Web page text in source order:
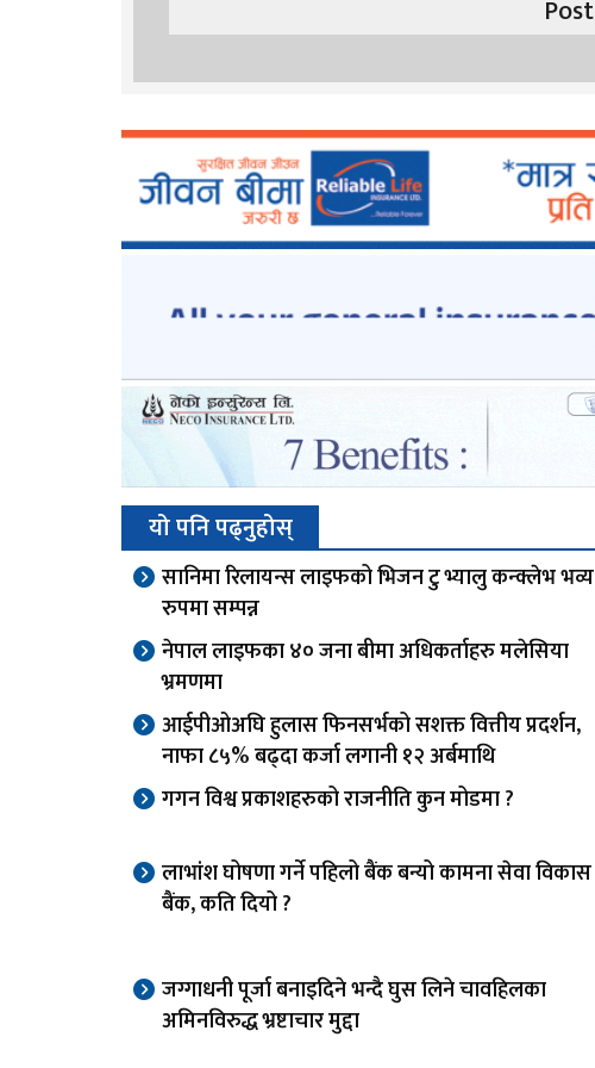
यो पनि पढ्नुहोस्
सानिमा रिलायन्स लाइफको भिजन टु भ्यालु कन्क्लेभ भव्य
रुपमा सम्पन्न
नेपाल लाइफका ४० जना बीमा अधिकर्ताहरु मलेसिया
भ्रमणमा
आईपीओअघि हुलास फिनसर्भको सशक्त वित्तीय प्रदर्शन,
नाफा ८५% बढ्दा कर्जा लगानी १२ अर्बमाथि
गगन विश्व प्रकाशहरुको राजनीति कुन मोडमा ?
लाभांश घोषणा गर्ने पहिलो बैंक बन्यो कामना सेवा विकास
बैंक, कति दियो ?
जग्गाधनी पूर्जा बनाइदिने भन्दै घुस लिने चावहिलका
अमिनविरुद्ध भ्रष्टाचार मुद्दा